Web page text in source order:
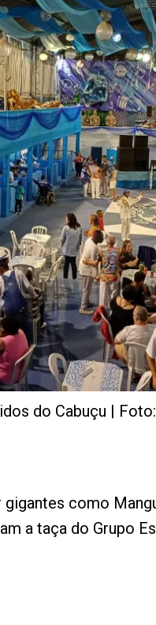
do Cabuçu |
como
a taça do Grupo